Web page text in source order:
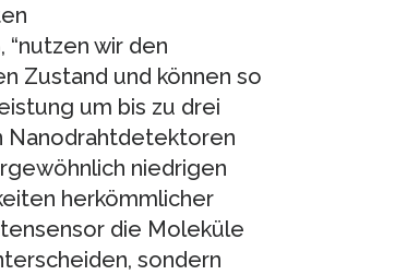
wir den
Zustand und können so
um bis zu drei
Nanodrahtdetektoren
niedrigen
herkömmlicher
die Moleküle
sondern